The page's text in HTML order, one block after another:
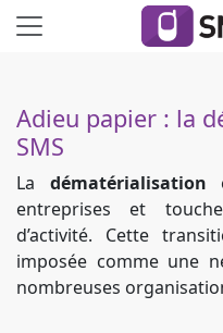
Panneau de gestion des
Adieu papier : la
SMS
La dématérialisation
entreprises et
d’activité. Cette
imposée comme une
nombreuses